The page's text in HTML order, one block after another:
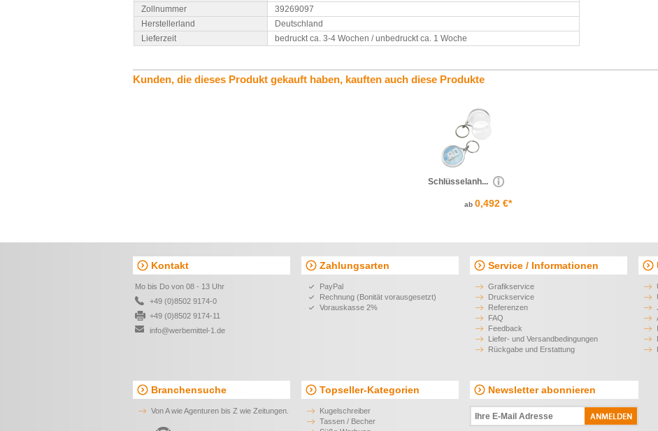
Zollnummer
39269097
Herstellerland
Deutschland
Lieferzeit
bedruckt ca. 3-4 Wochen / unbedruckt ca. 1 Woche
Kunden, die dieses Produkt gekauft haben, kauften auch diese Produkte
Schlüsselanh...
ab 0,492 €*
Kontakt
Mo bis Do von 08 - 13 Uhr
+49 (0)8502 9174-0
+49 (0)8502 9174-11
info@werbemittel-1.de
Zahlungsarten
PayPal
Rechnung (Bonität vorausgesetzt)
Vorauskasse 2%
Service / Informationen
Grafikservice
Druckservice
Referenzen
FAQ
Feedback
Liefer- und Versandbedingungen
Rückgabe und Erstattung
Branchensuche
Von A wie Agenturen bis Z wie Zeitungen.
Topseller-Kategorien
Kugelschreiber
Tassen / Becher
Newsletter abonnieren